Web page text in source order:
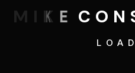
M I K E C O N